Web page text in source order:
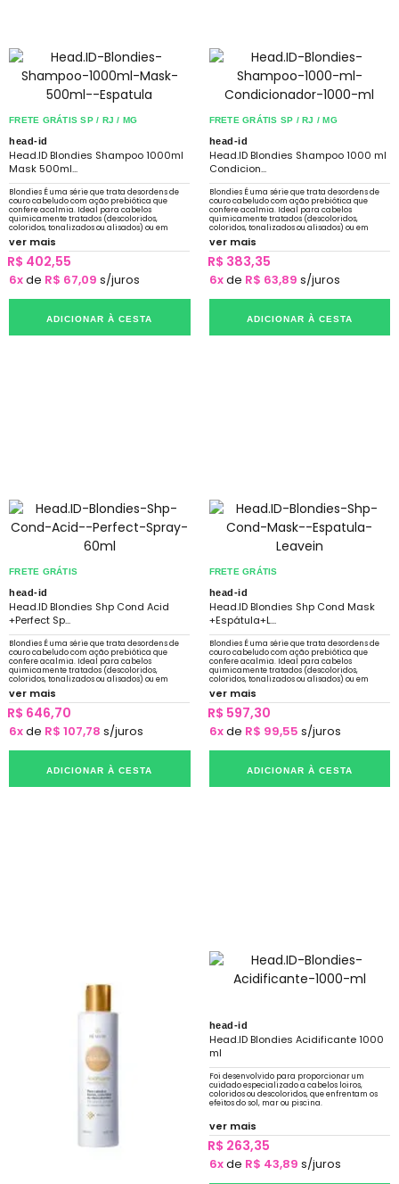
FRETE GRÁTIS SP / RJ / MG
head-id
Head.ID Blondies Shampoo 1000ml
Mask 500ml...
Blondies É uma série que trata desordens de
couro cabeludo com ação prebiótica que
confere acalmia. Ideal para cabelos
quimicamente tratados (descoloridos,
coloridos, tonalizados ou alisados) ou em
constante exposição a sol, mar e piscina.
ver mais
R$ 402,55
6xde R$ 67,09 s/juros
ADICIONAR À CESTA
FRETE GRÁTIS SP / RJ / MG
head-id
Head.ID Blondies Shampoo 1000 ml
Condicion...
Blondies É uma série que trata desordens de
couro cabeludo com ação prebiótica que
confere acalmia. Ideal para cabelos
quimicamente tratados (descoloridos,
coloridos, tonalizados ou alisados) ou em
constante exposição a sol, mar e piscina.
ver mais
R$ 383,35
6xde R$ 63,89 s/juros
ADICIONAR À CESTA
FRETE GRÁTIS
head-id
Head.ID Blondies Shp Cond Acid
+Perfect Sp...
Blondies É uma série que trata desordens de
couro cabeludo com ação prebiótica que
confere acalmia. Ideal para cabelos
quimicamente tratados (descoloridos,
coloridos, tonalizados ou alisados) ou em
constante exposição a sol, mar e piscina.
ver mais
R$ 646,70
6xde R$ 107,78 s/juros
ADICIONAR À CESTA
FRETE GRÁTIS
head-id
Head.ID Blondies Shp Cond Mask
+Espátula+L...
Blondies É uma série que trata desordens de
couro cabeludo com ação prebiótica que
confere acalmia. Ideal para cabelos
quimicamente tratados (descoloridos,
coloridos, tonalizados ou alisados) ou em
constante exposição a sol, mar e piscina.
ver mais
R$ 597,30
6xde R$ 99,55 s/juros
ADICIONAR À CESTA
head-id
Head.ID Blondies Acidificante 1000
ml
Foi desenvolvido para proporcionar um
cuidado especializado a cabelos loiros,
coloridos ou descoloridos, que enfrentam os
efeitos do sol, mar ou piscina.
ver mais
R$ 263,35
6xde R$ 43,89 s/juros